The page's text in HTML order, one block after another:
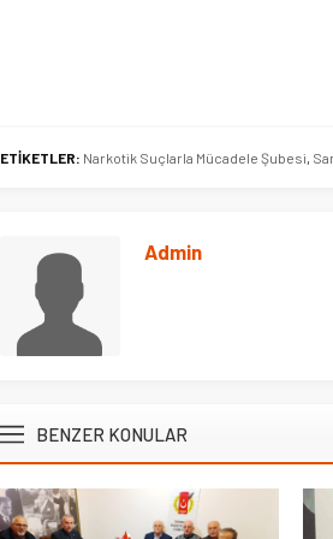
ETİKETLER: Narkotik Suçlarla Mücadele Şubesi,
Admin
BENZER KONULAR